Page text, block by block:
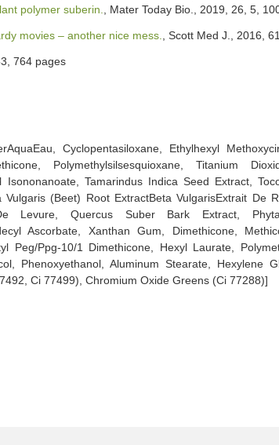
polymer suberin.
, Mater Today Bio., 2019, 26, 5,
movies – another nice mess. , Scott Med J., 2016,
764 pages
Cyclopentasiloxane, Ethylhexyl
Polymethylsilsesquioxane, Titanium
Isononanoate, Tamarindus Indica Seed Extract,
(Beet) Root ExtractBeta VulgarisExtrait De
Levure, Quercus Suber Bark Extract,
Ascorbate, Xanthan Gum, Dimethicone,
Peg/Ppg-10/1 Dimethicone, Hexyl Laurate,
Phenoxyethanol, Aluminum Stearate, Hexylene
Ci 77499), Chromium Oxide Greens (Ci 77288)]